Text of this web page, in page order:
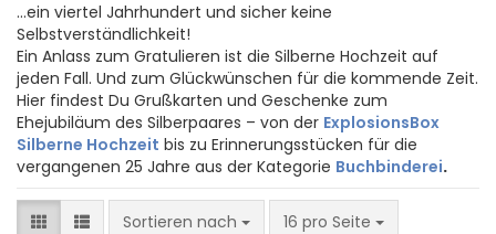
...ein viertel Jahrhundert und sicher keine
Selbstverständlichkeit!
Ein Anlass zum Gratulieren ist die Silberne Hochzeit auf
jeden Fall. Und zum Glückwünschen für die kommende Zeit.
Hier findest Du Grußkarten und Geschenke zum
Ehejubiläum des Silberpaares – von der ExplosionsBox
Silberne Hochzeit bis zu Erinnerungsstücken für die
vergangenen 25 Jahre aus der Kategorie Buchbinderei.
Sortieren nach
Sortieren nach 16 pro Seite
pro Seite